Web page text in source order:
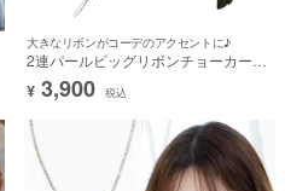
大きなリボンがコーデのアクセントに♪
2連パールビッグリボンチョーカーネ
ックレス
¥ 3,900 税込